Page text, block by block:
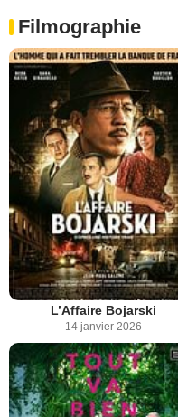
Filmographie
L’Affaire Bojarski
14 janvier 2026